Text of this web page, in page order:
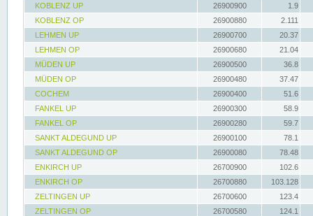
KOBLENZ UP
26900900
1.9
KOBLENZ OP
26900880
2.111
LEHMEN UP
26900700
20.37
LEHMEN OP
26900680
21.04
MÜDEN UP
26900500
36.8
MÜDEN OP
26900480
37.47
COCHEM
26900400
51.6
FANKEL UP
26900300
58.9
FANKEL OP
26900280
59.7
SANKT ALDEGUND UP
26900100
78.1
SANKT ALDEGUND OP
26900080
78.48
ENKIRCH UP
26700900
102.6
ENKIRCH OP
26700880
103.128
ZELTINGEN UP
26700600
123.4
ZELTINGEN OP
26700580
124.1